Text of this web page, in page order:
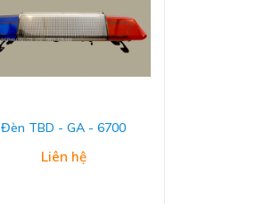
Đèn TBD - GA - 6700
Liên hệ